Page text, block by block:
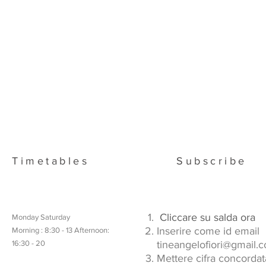
Timetables Subscribe
Monday Saturday
Morning : 8:30 - 13 Afternoon:
16:30 - 20
Cliccare su salda ora
Inserire come id email
Mettere cifra